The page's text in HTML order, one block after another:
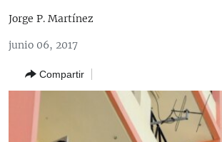
navegación
principalSOBRE CUBA
DEPORTES
ARTE Y ENTRETENIMIENTO
OPINIÓN GRÁFICA
Jorge P. Martínez
junio 06, 2017
Compartir